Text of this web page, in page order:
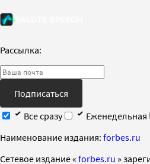
Рассылка:
Подписаться
Все сразу
Еженедельная
Наименование издания: forbes.ru
Cетевое издание « forbes.ru »